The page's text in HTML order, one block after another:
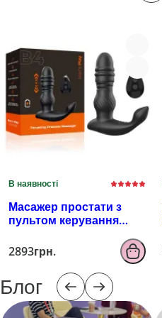
В наявності
Масажер простати з
пультом керування
B4
2893грн.
Блог